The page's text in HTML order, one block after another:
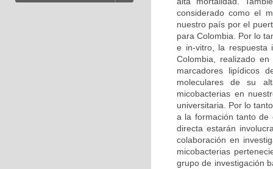
considerado como el
nuestro país por el
para Colombia. Por lo
e in-vitro, la respuesta
Colombia, realizado
marcadores lipídicos
moleculares de su
micobacterias en
universitaria. Por lo
a la formación tanto de
directa estarán
colaboración en
micobacterias
grupo de investigación